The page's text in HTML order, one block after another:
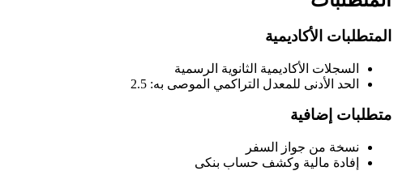
المتطلبات الأكاديمية
السجلات الأكاديمية الثانوية الرسمية
الحد الأدنى للمعدل التراكمي الموصى به: 2.5
متطلبات إضافية
نسخة من جواز السفر
إفادة مالية وكشف حساب بنكى